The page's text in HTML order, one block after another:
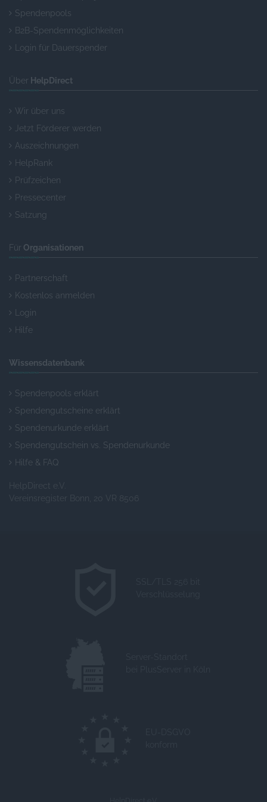
Spendenpools
B2B-Spendenmöglichkeiten
Login für Dauerspender
Über HelpDirect
Wir über uns
Jetzt Förderer werden
Auszeichnungen
HelpRank
Prüfzeichen
Pressecenter
Satzung
Für Organisationen
Partnerschaft
Kostenlos anmelden
Login
Hilfe
Wissensdatenbank
Spendenpools erklärt
Spendengutscheine erklärt
Spendenurkunde erklärt
Spendengutschein vs. Spendenurkunde
Hilfe & FAQ
HelpDirect e.V.
Vereinsregister Bonn, 20 VR 8506